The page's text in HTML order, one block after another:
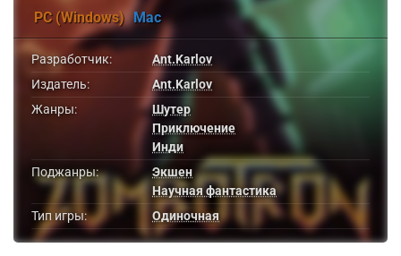
PC (Windows) Mac
Разработчик:
Ant.Karlov
Издатель:
Ant.Karlov
Жанры:
Шутер
Приключение
Инди
Поджанры:
Экшен
Научная фантастика
Тип игры:
Одиночная